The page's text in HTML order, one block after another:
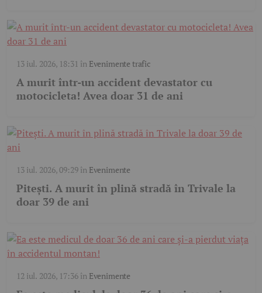
13 iul. 2026, 18:31 în Evenimente trafic
A murit într-un accident devastator cu
motocicleta! Avea doar 31 de ani
13 iul. 2026, 09:29în Evenimente
Pitești. A murit în plină stradă în Trivale la
doar 39 de ani
12 iul. 2026, 17:36în Evenimente